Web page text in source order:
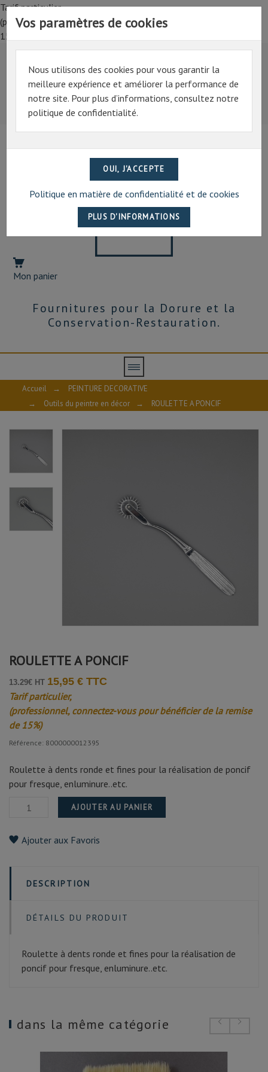
Tarif particulier,
(professionnel, connectez-vous pour bénéficier de la remise de
15%)
Tarif particulier,
(professionnel, connectez-vous pour bénéficier de la
remise de 15%)
07 69 94 13 47
Mon panier
Fournitures pour la Dorure et la
Conservation-Restauration.
Vos paramètres de cookies
Nous utilisons des cookies pour vous garantir la
meilleure expérience et améliorer la performance de
notre site. Pour plus d’informations, consultez notre
politique de confidentialité.
Politique en matière de confidentialité et de cookies
Accueil →
PEINTURE DECORATIVE
→
Outils du peintre en décor → ROULETTE A PONCIF
ROULETTE A PONCIF
13.29€ HT 15,95 € TTC
Tarif particulier,
(professionnel, connectez-vous pour bénéficier de la remise
de 15%)
Référence: 8000000012395
Roulette à dents ronde et fines pour la réalisation de poncif
pour fresque, enluminure..etc.
AJOUTER AU PANIER
Ajouter aux Favoris
DESCRIPTION
DÉTAILS DU PRODUIT
Roulette à dents ronde et fines pour la réalisation de
poncif pour fresque, enluminure..etc.
dans la même catégorie